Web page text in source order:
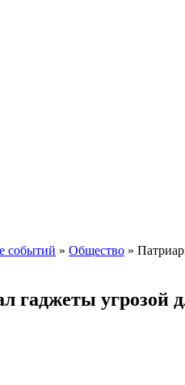
событий » Общество »
гаджеты угрозой